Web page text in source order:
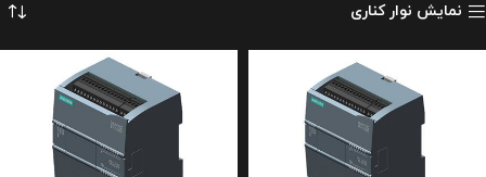
نمایش نوار کناری